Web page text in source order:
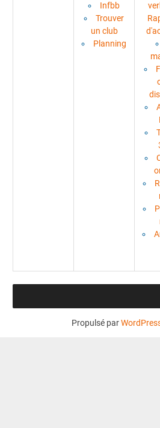
Infbb
Trouver
un club
Planning
Propulsé par